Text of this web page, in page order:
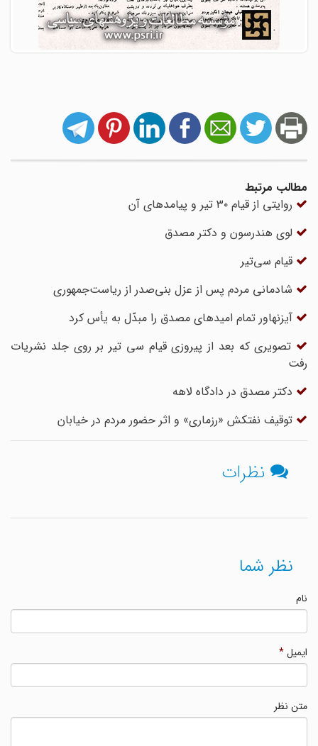
مطالب مرتبط
روایتی از قیام ۳۰ تیر و پیامدهای آن
لوی هندرسون و دکتر مصدق
قیام سی‌تیر
شادمانی مردم پس از عزل بنی‌صدر از ریاست‌جمهوری
آیزنهاور تمام امیدهای مصدق را مبدّل به یأس کرد
تصویری که بعد از پیروزی قیام سی تیر بر روی جلد نشریات
رفت
دکتر مصدق در دادگاه لاهه
توقیف نفتکش «رزماری» و اثر حضور مردم در خیابان
نظرات
نظر شما
ایمیل*
متن نظر